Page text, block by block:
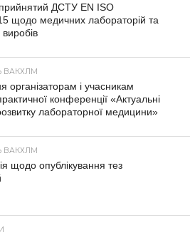
прийнятий ДСТУ EN ISO
щодо медичних лабораторій та
ВАКХЛМ
організаторам і учасникам
конференції «Актуальні
лабораторної медицини»
ВАКХЛМ
щодо опублікування тез